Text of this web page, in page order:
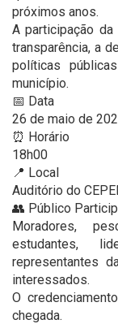
próximos anos.
A participação
transparência, a
políticas
município.
📅 Data
26 de maio de
⏰ Horário
18h00
📍 Local
Auditório do
👥 Público
Moradores,
estudantes,
representantes
interessados.
O
chegada.